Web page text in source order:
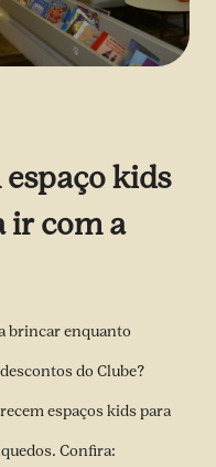
kids
ir com a
brincar enquanto
do Clube?
espaços kids para
Confira: